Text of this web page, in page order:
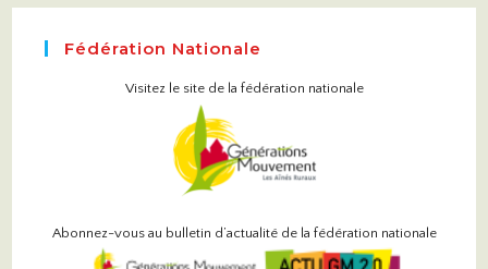
Fédération Nationale
Visitez le site de la fédération nationale
Abonnez-vous au bulletin d’actualité de la fédération nationale